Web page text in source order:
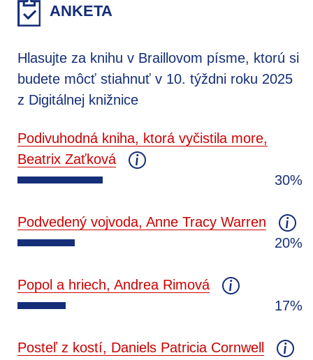
ANKETA
Hlasujte za knihu v Braillovom písme, ktorú si
budete môcť stiahnuť v 10. týždni roku 2025
z Digitálnej knižnice
Podivuhodná kniha, ktorá vyčistila more,
Beatrix Zaťková
30%
Podvedený vojvoda, Anne Tracy Warren
20%
Popol a hriech, Andrea Rimová
17%
Posteľ z kostí, Daniels Patricia Cornwell